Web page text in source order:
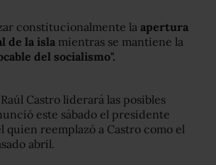
constitucionalmente la apertura
de la isla mientras se mantiene la
del socialismo".
Castro liderará las posibles
este sábado el presidente
quien reemplazó a Castro como el
abril.